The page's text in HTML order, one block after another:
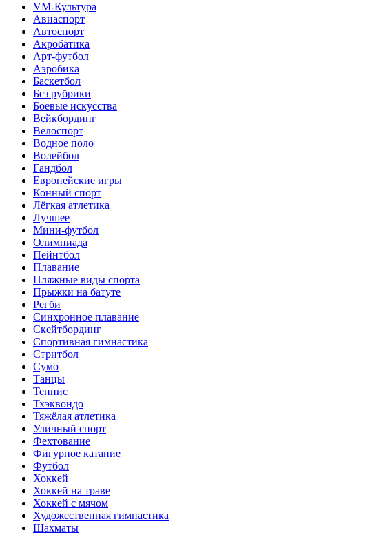
VM-Культура
Авиаспорт
Автоспорт
Акробатика
Арт-футбол
Аэробика
Баскетбол
Без рубрики
Боевые искусства
Вейкбординг
Велоспорт
Водное поло
Волейбол
Гандбол
Европейские игры
Конный спорт
Лёгкая атлетика
Лучшее
Мини-футбол
Олимпиада
Пейнтбол
Плавание
Пляжные виды спорта
Прыжки на батуте
Регби
Синхронное плавание
Скейтбординг
Спортивная гимнастика
Стритбол
Сумо
Танцы
Теннис
Тхэквондо
Тяжёлая атлетика
Уличный спорт
Фехтование
Фигурное катание
Футбол
Хоккей
Хоккей на траве
Хоккей с мячом
Художественная гимнастика
Шахматы